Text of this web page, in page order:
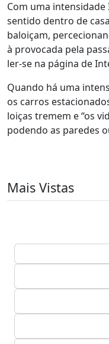
Com uma
sentido dentro de
baloiçam,
à provocada pela
ler-se na página de
Quando há uma
os carros
loiças tremem e “os
podendo as paredes
Mais Vistas